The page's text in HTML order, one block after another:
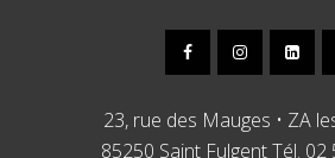
23, rue des Mauges • ZA
85250 Saint Fulgent Tél. 02